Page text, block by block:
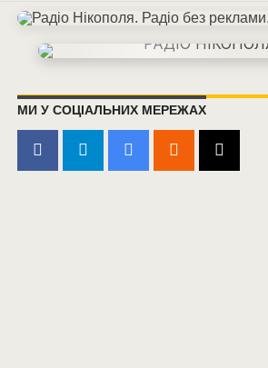
МИ У СОЦІАЛЬНИХ МЕРЕЖАХ